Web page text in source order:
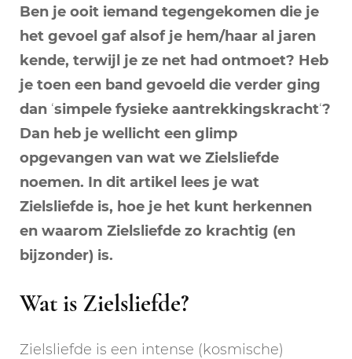
Ben je ooit iemand tegengekomen die je
het gevoel gaf alsof je hem/haar al jaren
kende, terwijl je ze net had ontmoet? Heb
je toen een band gevoeld die verder ging
dan ‘simpele fysieke aantrekkingskracht‘?
Dan heb je wellicht een glimp
opgevangen van wat we Zielsliefde
noemen. In dit artikel lees je wat
Zielsliefde is, hoe je het kunt herkennen
en waarom Zielsliefde zo krachtig (en
bijzonder) is.
Wat is Zielsliefde?
Zielsliefde is een intense (kosmische)